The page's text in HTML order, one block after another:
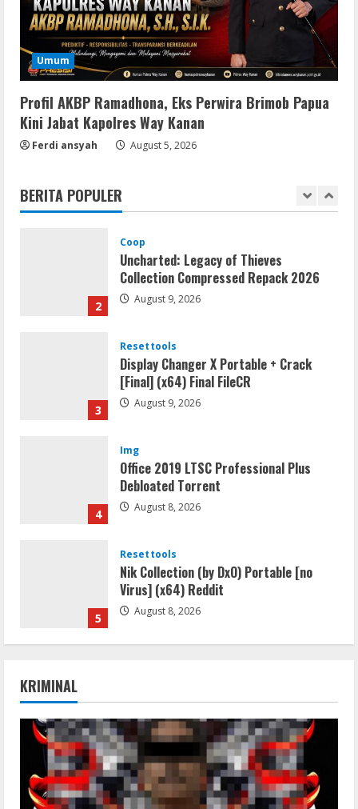
Umum
Profil AKBP Ramadhona, Eks Perwira Brimob Papua
Kini Jabat Kapolres Way Kanan
Ferdi ansyah August 5, 2026
BERITA POPULER
5
Resettools
Nik Collection (by DxO) Portable [no
Virus] (x64) Reddit
1
Umum
Satreskrim Polres Way Kanan Ungkap
2
Coop
Uncharted: Legacy of Thieves
Collection Compressed Repack 2026
August 9, 2026
3
Resettools
Display Changer X Portable + Crack
[Final] (x64) Final FileCR
August 9, 2026
4
Img
Office 2019 LTSC Professional Plus
Debloated Tоrrеnt
August 8, 2026
5
Resettools
Nik Collection (by DxO) Portable [no
Virus] (x64) Reddit
August 8, 2026
1
Tersangka Ayah Tiri Diamankan
August 9, 2026
Coop
Uncharted: Legacy of Thieves
Collection Compressed Repack 2026
KRIMINAL